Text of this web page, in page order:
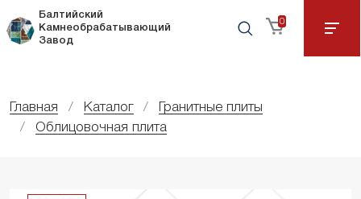
Балтийский
Камнеобрабатывающий
Завод
0
Главная Каталог
Гранитные плиты
Облицовочная плита